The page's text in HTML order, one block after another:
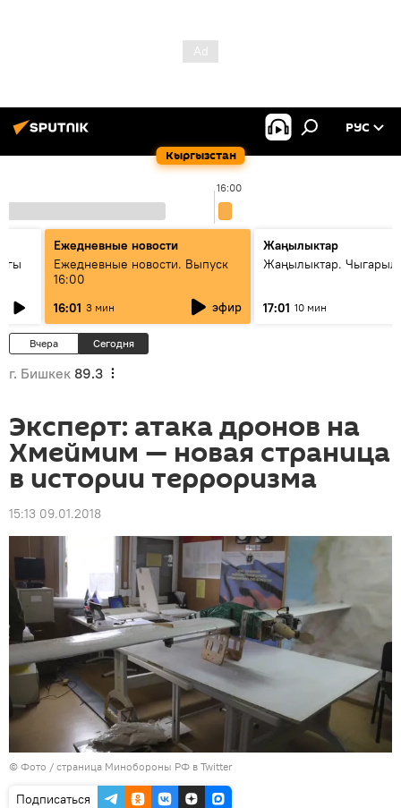
Кыргызстан
РУС
16:00
Ежедневные новости
Ежедневные новости. Выпуск
16:00
16:01 3 мин эфир
Жаңылыктар
Жаңылыктар.
17:01 10 мин
Вчера Сегодня
г. Бишкек 89.3
Эксперт: атака дронов на
Хмеймим — новая страница
в истории терроризма
15:13 09.01.2018
© Фото / страница Минобороны РФ в Twitter
Подписаться